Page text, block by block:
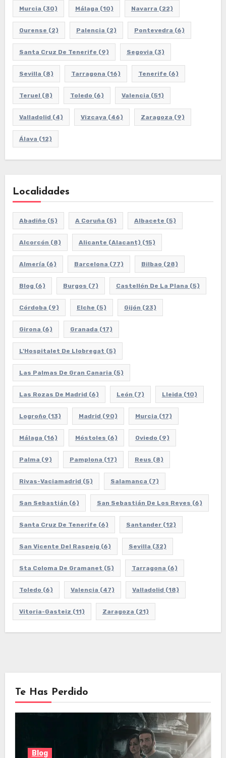
Murcia (30) Málaga (10) Navarra (22)
Ourense (2) Palencia (2) Pontevedra (6)
Santa Cruz De Tenerife (9) Segovia (3)
Sevilla (8) Tarragona (16) Tenerife (6)
Teruel (8) Toledo (6) Valencia (51)
Valladolid (4) Vizcaya (46) Zaragoza (9)
Álava (12)
Localidades
Abadiño (5) A Coruña (5) Albacete (5)
Alcorcón (8) Alicante (Alacant) (15)
Almería (6) Barcelona (77) Bilbao (28)
Blog (6) Burgos (7) Castellón De La Plana (5)
Córdoba (9) Elche (5) Gijón (23)
Girona (6) Granada (17)
L'Hospitalet De Llobregat (5)
Las Palmas De Gran Canaria (5)
Las Rozas De Madrid (6) León (7) Lleida (10)
Logroño (13) Madrid (90) Murcia (17)
Málaga (16) Móstoles (6) Oviedo (9)
Palma (9) Pamplona (17) Reus (8)
Rivas-Vaciamadrid (5) Salamanca (7)
San Sebastián (6) San Sebastián De Los Reyes (6)
Santa Cruz De Tenerife (6) Santander(12)
San Vicente Del Raspeig (6) Sevilla (32)
Sta Coloma De Gramanet (5) Tarragona (6)
Toledo (6) Valencia (47) Valladolid (18)
Vitoria-Gasteiz (11) Zaragoza (21)
Te Has Perdido
Blog